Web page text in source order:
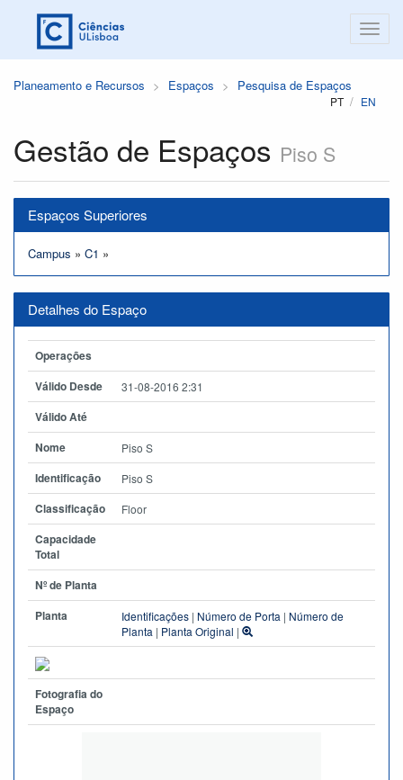
Planeamento e Recursos Espaços Pesquisa de Espaços
PT EN
Gestão de Espaços Piso S
Espaços Superiores
Campus » C1 »
Detalhes do Espaço
Operações
Válido Desde
31-08-2016 2:31
Válido Até
Nome
Piso S
Identificação Piso S
Classificação Floor
Capacidade
Total
Nº de Planta
Planta
Identificações | Número de Porta | Número de
Planta | Planta Original |
Fotografia do
Espaço